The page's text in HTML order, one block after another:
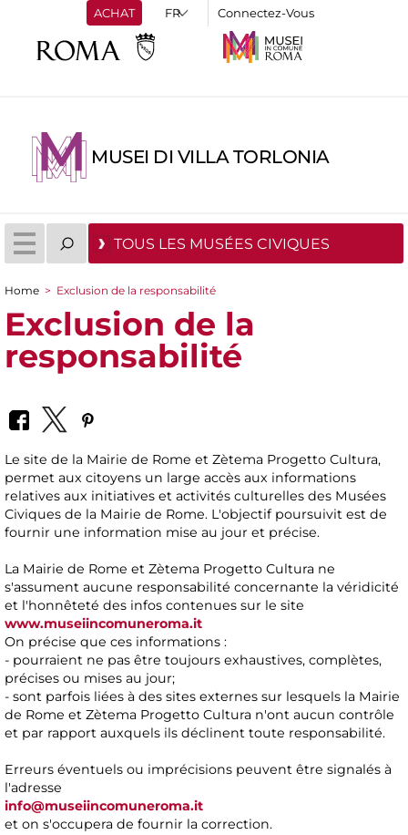
ACHAT Connectez-Vous
MUSEI DI VILLA TORLONIA
TOUS LES MUSÉES CIVIQUES
You are here
Home > Exclusion de la responsabilité
Exclusion de la
responsabilité
Le site de la Mairie de Rome et Zètema Progetto Cultura,
permet aux citoyens un large accès aux informations
relatives aux initiatives et activités culturelles des Musées
Civiques de la Mairie de Rome. L'objectif poursuivit est de
fournir une information mise au jour et précise.
La Mairie de Rome et Zètema Progetto Cultura ne
s'assument aucune responsabilité concernante la véridicité
et l'honnêteté des infos contenues sur le site
www.museiincomuneroma.it
On précise que ces informations :
- pourraient ne pas être toujours exhaustives, complètes,
précises ou mises au jour;
- sont parfois liées à des sites externes sur lesquels la Mairie
de Rome et Zètema Progetto Cultura n'ont aucun contrôle
et par rapport auxquels ils déclinent toute responsabilité.
Erreurs éventuels ou imprécisions peuvent être signalés à
l'adresse
info@museiincomuneroma.it
et on s'occupera de fournir la correction.